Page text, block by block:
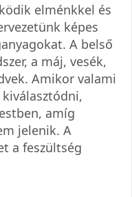
elménkkel és
képes
A belső
a máj, vesék,
Amikor valami
amíg
jelenik. A
a feszültség